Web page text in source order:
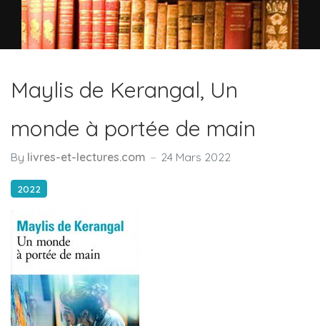
Maylis de Kerangal, Un
monde à portée de main
By livres-et-lectures.com 24 Mars 2022
2022